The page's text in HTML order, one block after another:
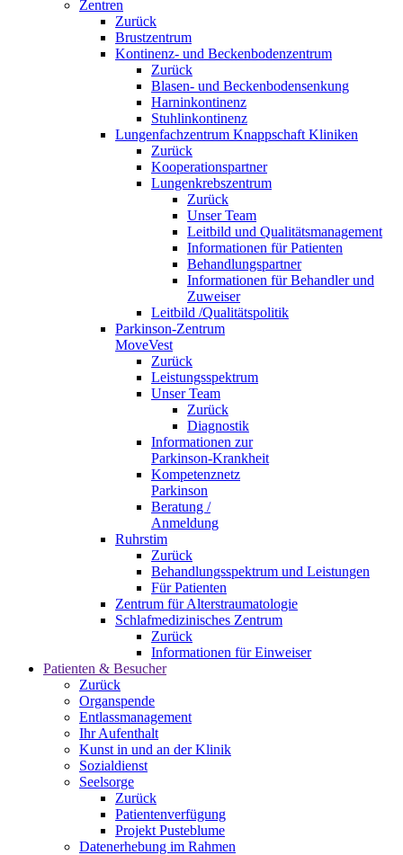
Zentren
Zurück
Brustzentrum
Kontinenz- und Beckenbodenzentrum
Zurück
Blasen- und Beckenbodensenkung
Harninkontinenz
Stuhlinkontinenz
Lungenfachzentrum Knappschaft Kliniken
Zurück
Kooperationspartner
Lungenkrebszentrum
Zurück
Unser Team
Leitbild und Qualitätsmanagement
Informationen für Patienten
Behandlungspartner
Informationen für Behandler und
Zuweiser
Leitbild /Qualitätspolitik
Parkinson-Zentrum
MoveVest
Zurück
Leistungsspektrum
Unser Team
Zurück
Diagnostik
Informationen zur
Parkinson-Krankheit
Kompetenznetz
Parkinson
Beratung /
Anmeldung
Ruhrstim
Zurück
Behandlungsspektrum und Leistungen
Für Patienten
Zentrum für Alterstraumatologie
Schlafmedizinisches Zentrum
Zurück
Informationen für Einweiser
Patienten & Besucher
Zurück
Organspende
Entlassmanagement
Ihr Aufenthalt
Kunst in und an der Klinik
Sozialdienst
Seelsorge
Zurück
Patientenverfügung
Projekt Pusteblume
Datenerhebung im Rahmen